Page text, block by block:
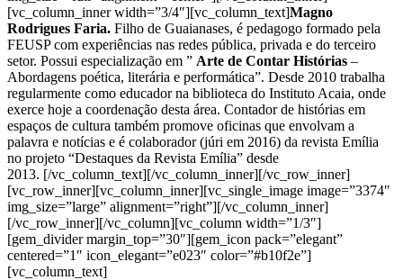
[vc_column_inner width=”3/4″][vc_column_text]Magno
Rodrigues Faria. Filho de Guaianases, é pedagogo formado pela
FEUSP com experiências nas redes pública, privada e do terceiro
setor. Possui especialização em ” Arte de Contar Histórias –
Abordagens poética, literária e performática”. Desde 2010 trabalha
regularmente como educador na biblioteca do Instituto Acaia, onde
exerce hoje a coordenação desta área. Contador de histórias em
espaços de cultura também promove oficinas que envolvam a
palavra e notícias e é colaborador (júri em 2016) da revista Emília
no projeto “Destaques da Revista Emília” desde
2013. [/vc_column_text][/vc_column_inner][/vc_row_inner]
[vc_row_inner][vc_column_inner][vc_single_image image=”3374″
img_size=”large” alignment=”right”][/vc_column_inner]
[/vc_row_inner][/vc_column][vc_column width=”1/3″]
[gem_divider margin_top=”30″][gem_icon pack=”elegant”
centered=”1″ icon_elegant=”e023″ color=”#b10f2e”]
[vc_column_text]